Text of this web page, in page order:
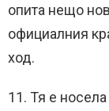
опита нещо
официалния
ход.
11. Тя е